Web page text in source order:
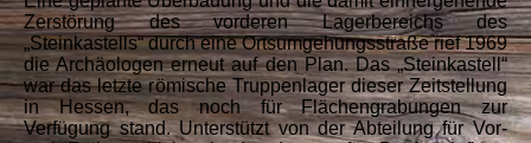
Zerstörung des vorderen Lagerbereichs des
„Steinkastells“ durch eine Ortsumgehungsstraße rief 1969
die Archäologen erneut auf den Plan. Das „Steinkastell“
war das letzte römische Truppenlager dieser Zeitstellung
in Hessen, das noch für Flächengrabungen zur
Verfügung stand. Unterstützt von der Abteilung für Vor-